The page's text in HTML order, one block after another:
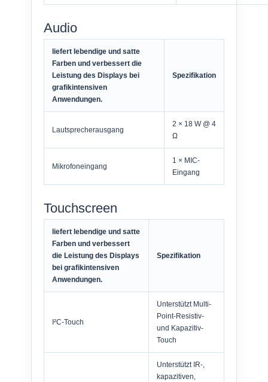
Audio
liefert lebendige und satte
Farben und verbessert die
Leistung des Displays bei
grafikintensiven
Anwendungen.
Spezifikation
Lautsprecherausgang
2 × 18 W @ 4
Ω
Mikrofoneingang
1 × MIC-
Eingang
Touchscreen
liefert lebendige und satte
Farben und verbessert
die Leistung des Displays
bei grafikintensiven
Anwendungen.
Spezifikation
I²C-Touch
Unterstützt Multi-
Point-Resistiv-
und Kapazitiv-
Touch
Unterstützt IR-,
kapazitiven,